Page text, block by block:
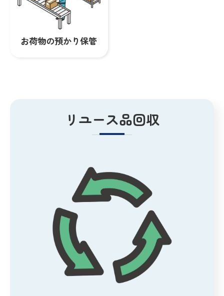
お荷物の預かり保管
リユース品回収